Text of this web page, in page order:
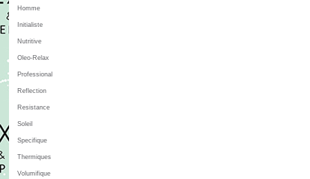
Homme
Initialiste
Nutritive
Oleo-Relax
Professional
Reflection
Resistance
Soleil
Specifique
Thermiques
Volumifique